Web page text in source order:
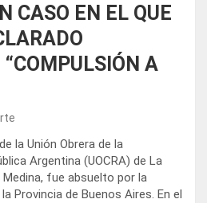
CASO EN EL QUE
A
la Unión Obrera de la
Argentina (UOCRA) de La
Medina, fue absuelto por la
Provincia de Buenos Aires. En el